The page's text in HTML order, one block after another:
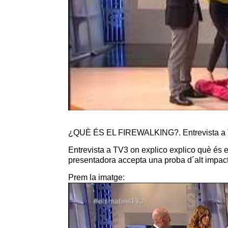
¿QUÈ ÉS EL FIREWALKING?. Entrevista
Entrevista a TV3on explico explico què és
presentadora accepta una proba d´alt
Prem la imatge: